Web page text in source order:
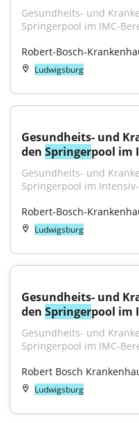
Gesundheits- und
Springerpool im IMC-
Robert-Bosch-
Ludwigsburg
Gesundheits- und
den Springerpool im
Gesundheits- und
Springerpool im
Robert-Bosch-
Ludwigsburg
Gesundheits- und
den Springerpool im
Gesundheits- und
Springerpool im IMC-
Robert Bosch
Ludwigsburg